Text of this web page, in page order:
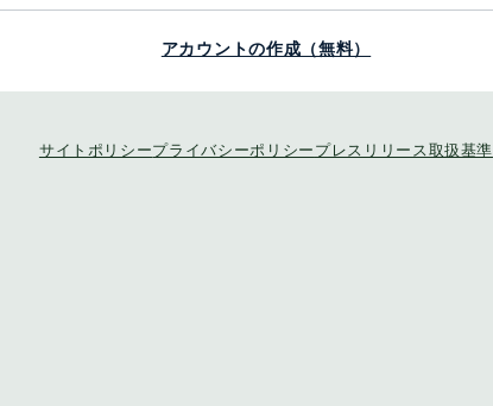
アカウントの作成（無料）
サイトポリシープライバシーポリシー プレスリリース取扱基準